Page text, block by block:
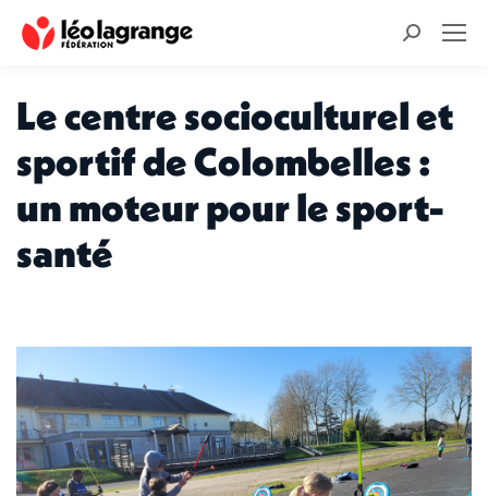
Recherche
Le centre socioculturel et
sportif de Colombelles :
un moteur pour le sport-
santé